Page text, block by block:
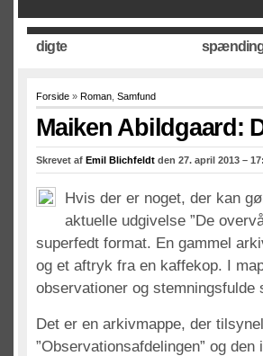
digte
Forside » Roman Samfund
Maiken Abildgaard:
Skrevet af Emil Blichfeldt den 27. april 2013 –
Hvis der er noget, der kan
aktuelle udgivelse ”De
superfedt format. En gammel
og et aftryk fra en kaffekop. I
observationer og stemningsfulde
Det er en arkivmappe, der
”Observationsafdelingen” og